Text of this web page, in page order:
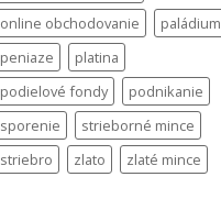
online obchodovanie
paládium
peniaze
platina
podielové fondy
podnikanie
sporenie
strieborné mince
striebro
zlato zlaté mince